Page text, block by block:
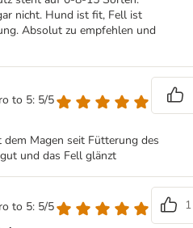
nicht. Hund ist fit, Fell ist
Absolut zu empfehlen und
to 5: 5/5
Magen seit Fütterung des
und das Fell glänzt
to 5: 5/5
1